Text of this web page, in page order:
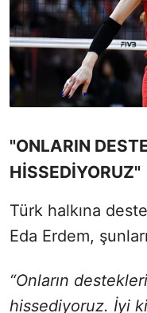
"ONLARIN
HİSSEDİYORUZ"
Türk halkına
Eda Erdem,
“Onların
hissediyoruz. İyi